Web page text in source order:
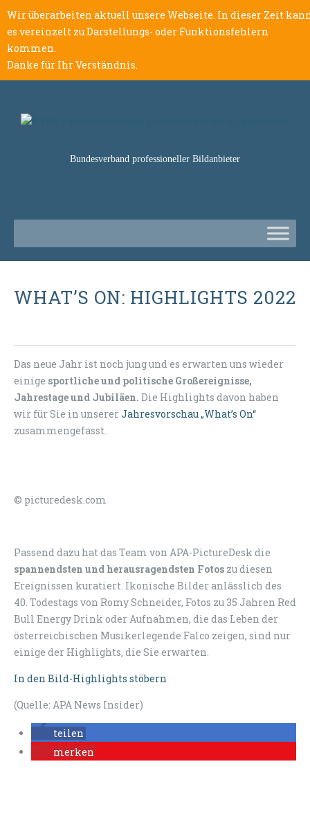
Wir überarbeiten aktuell unsere Webseite. In dieser Zeit
es vereinzelt zu Darstellungs- oder Funktionsfehlern
kommen.
Danke für Ihr Verständnis.
Bundesverband professioneller Bildanbieter
WHAT’S ON: HIGHLIGHTS 2022
Das neue Jahr ist noch jung und es erwarten uns wieder
einige sportliche und politische Großereignisse,
Jahrestage und Jubiläen. Die Highlights davon haben
wir für Sie in unsererJahresvorschau „What’s On“
zusammengefasst.
© picturedesk.com
Passend dazu hat das Team von APA-PictureDesk die
spannendsten und herausragendsten Fotos zu diesen
Ereignissen kuratiert. Ikonische Bilder anlässlich des
40. Todestags von Romy Schneider, Fotos zu 35 Jahren Red
Bull Energy Drink oder Aufnahmen, die das Leben der
österreichischen Musikerlegende Falco zeigen, sind nur
einige der Highlights, die Sie erwarten.
In den Bild-Highlights stöbern
(Quelle: APA News Insider)
teilen
merken